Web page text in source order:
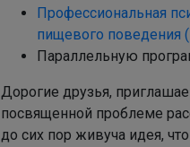
Профессиональная
пищевого поведения
Параллельную
Дорогие друзья,
посвященной проблеме
до сих пор живуча идея,